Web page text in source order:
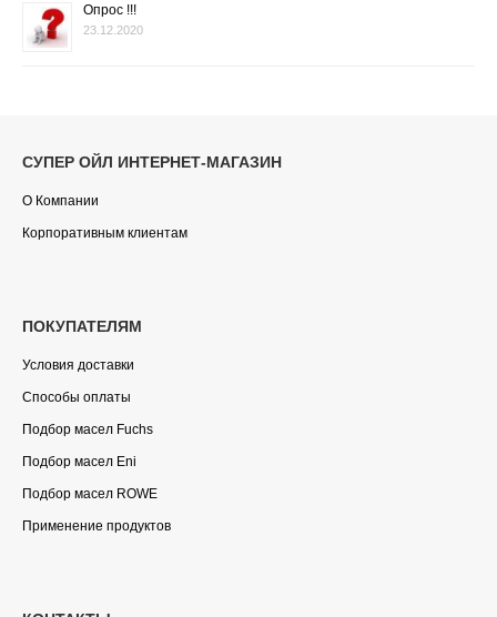
Опрос !!!
23.12.2020
СУПЕР ОЙЛ ИНТЕРНЕТ-МАГАЗИН
О Компании
Корпоративным клиентам
ПОКУПАТЕЛЯМ
Условия доставки
Способы оплаты
Подбор масел Fuchs
Подбор масел Eni
Подбор масел ROWE
Применение продуктов